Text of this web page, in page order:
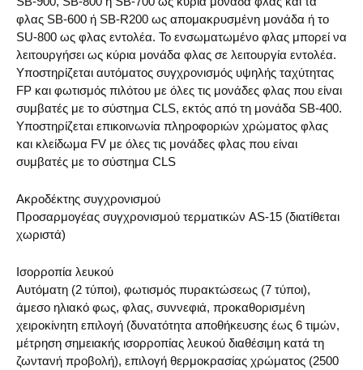
φλας SB-600 ή SB-R200 ως απομακρυσμένη μονάδα ή το
SU-800 ως φλας εντολέα. Το ενσωματωμένο φλας μπορεί να
λειτουργήσει ως κύρια μονάδα φλας σε λειτουργία εντολέα.
Υποστηρίζεται αυτόματος συγχρονισμός υψηλής ταχύτητας
FP και φωτισμός πιλότου με όλες τις μονάδες φλας που είναι
συμβατές με το σύστημα CLS, εκτός από τη μονάδα SB-400.
Υποστηρίζεται επικοινωνία πληροφοριών χρώματος φλας
και κλείδωμα FV με όλες τις μονάδες φλας που είναι
συμβατές με το σύστημα CLS
Ακροδέκτης συγχρονισμού
Προσαρμογέας συγχρονισμού τερματικών AS-15 (διατίθεται
χωριστά)
Ισορροπία λευκού
Αυτόματη (2 τύποι), φωτισμός πυρακτώσεως (7 τύποι),
άμεσο ηλιακό φως, φλας, συννεφιά, προκαθορισμένη
χειροκίνητη επιλογή (δυνατότητα αποθήκευσης έως 6 τιμών,
μέτρηση σημειακής ισορροπίας λευκού διαθέσιμη κατά τη
ζωντανή προβολή), επιλογή θερμοκρασίας χρώματος (2500